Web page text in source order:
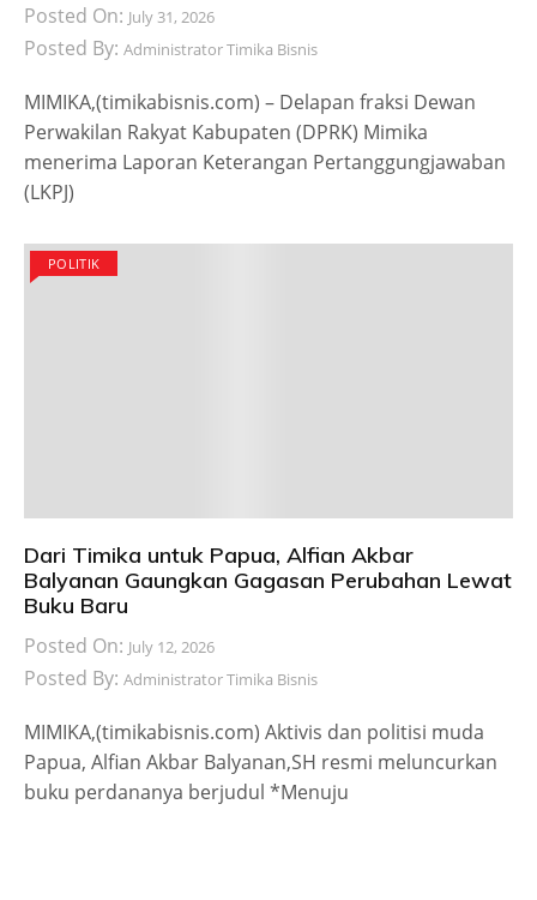
Posted On: July 31, 2026
Posted By: Administrator Timika Bisnis
MIMIKA,(timikabisnis.com) – Delapan fraksi Dewan
Perwakilan Rakyat Kabupaten (DPRK) Mimika
menerima Laporan Keterangan Pertanggungjawaban
(LKPJ)
POLITIK
Dari Timika untuk Papua, Alfian Akbar
Balyanan Gaungkan Gagasan Perubahan Lewat
Buku Baru
Posted On: July 12, 2026
Posted By: Administrator Timika Bisnis
MIMIKA,(timikabisnis.com) Aktivis dan politisi muda
Papua, Alfian Akbar Balyanan,SH resmi meluncurkan
buku perdananya berjudul *Menuju